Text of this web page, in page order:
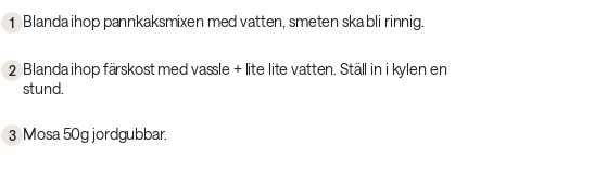
1 Blanda ihop pannkaksmixen med vatten, smeten ska bli rinnig.
2 Blanda ihop färskost med vassle + lite lite vatten. Ställ in i kylen en
stund.
3 Mosa 50g jordgubbar.